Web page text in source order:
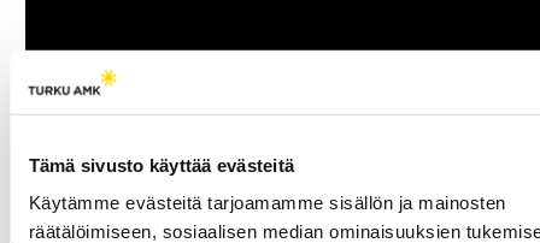
Tämä sivusto käyttää evästeitä
Käytämme evästeitä tarjoamamme sisällön ja mainosten
räätälöimiseen, sosiaalisen median ominaisuuksien